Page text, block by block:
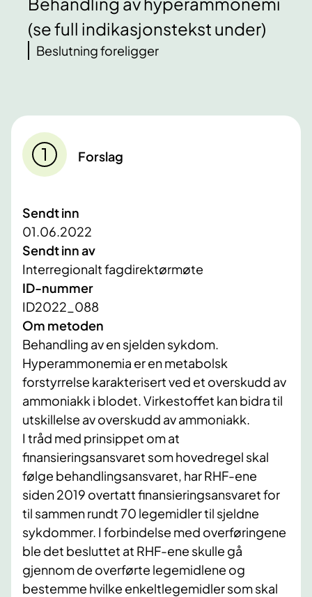
(se full indikasjonstekst under)
Beslutning foreligger
Forslag
Sendt inn
01.06.2022
Sendt inn av
Interregionalt fagdirektørmøte
ID-nummer
ID2022_088
Om metoden
Behandling av en sjelden sykdom.
Hyperammonemia er en metabolsk
forstyrrelse karakterisert ved et overskudd av
ammoniakk i blodet. Virkestoffet kan bidra til
utskillelse av overskudd av ammoniakk.
I tråd med prinsippet om at
finansieringsansvaret som hovedregel skal
følge behandlingsansvaret, har RHF-ene
siden 2019 overtatt finansieringsansvaret for
til sammen rundt 70 legemidler til sjeldne
sykdommer. I forbindelse med overføringene
ble det besluttet at RHF-ene skulle gå
gjennom de overførte legemidlene og
bestemme hvilke enkeltlegemidler som skal